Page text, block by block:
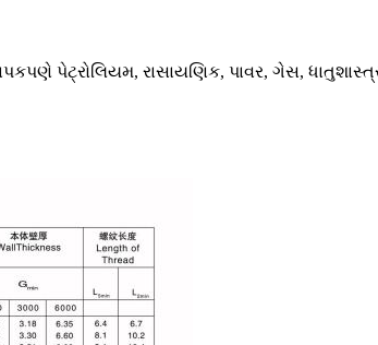
પેટ્રોલિયમ, રાસાયણિક, પાવર, ગેસ,